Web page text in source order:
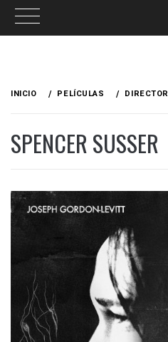
INICIO PELÍCULAS DIRECTOR
SPENCER SUSSER